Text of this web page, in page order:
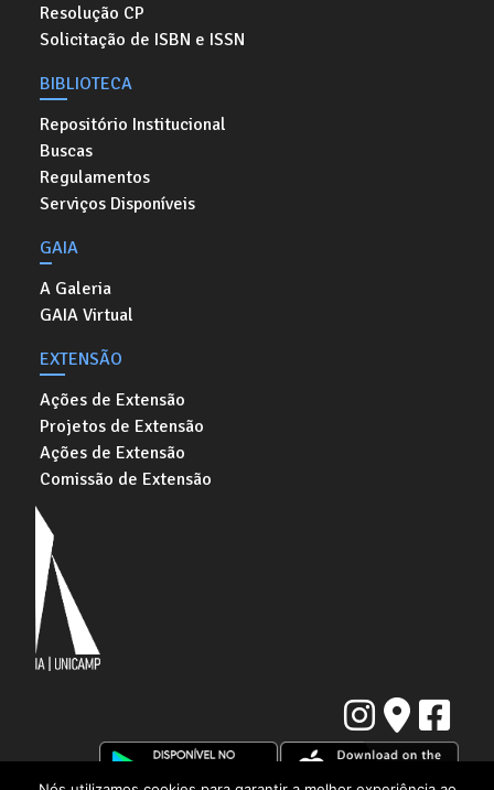
Resolução CP
Solicitação de ISBN e ISSN
BIBLIOTECA
Repositório Institucional
Buscas
Regulamentos
Serviços Disponíveis
GAIA
A Galeria
GAIA Virtual
EXTENSÃO
Ações de Extensão
Projetos de Extensão
Ações de Extensão
Comissão de Extensão